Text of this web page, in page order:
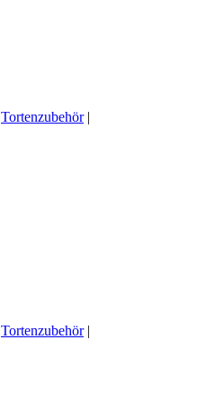
Tortenzubehör|
Tortenzubehör|